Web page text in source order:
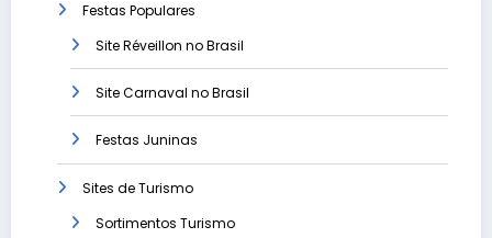
Festas Populares
Site Réveillon no Brasil
Site Carnaval no Brasil
Festas Juninas
Sites de Turismo
Sortimentos Turismo